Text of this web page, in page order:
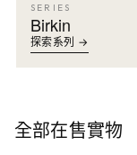
SERIES
Birkin
探索系列 →
全部在售實物